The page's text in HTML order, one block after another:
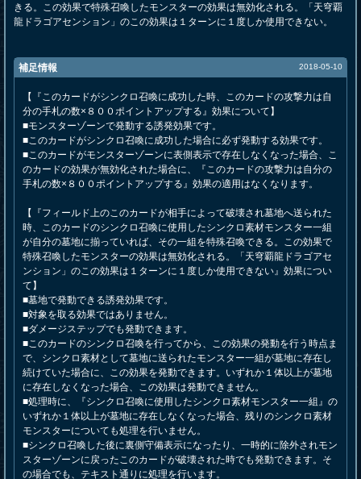
きる。この効果で特殊召喚したモンスターの効果は無効化される。「天穹覇
龍ドラゴアセンション」のこの効果は１ターンに１度しか使用できない。
補足情報 2018-05-10
【『このカードがシンクロ召喚に成功した時、このカードの攻撃力は自
分の手札の数×８００ポイントアップする』効果について】
■モンスターゾーンで発動する誘発効果です。
■このカードがシンクロ召喚に成功した場合に必ず発動する効果です。
■このカードがモンスターゾーンに表側表示で存在しなくなった場合、こ
のカードの効果が無効化された場合に、『このカードの攻撃力は自分の
手札の数×８００ポイントアップする』効果の適用はなくなります。
【『フィールド上のこのカードが相手によって破壊され墓地へ送られた
時、このカードのシンクロ召喚に使用したシンクロ素材モンスター一組
が自分の墓地に揃っていれば、その一組を特殊召喚できる。この効果で
特殊召喚したモンスターの効果は無効化される。「天穹覇龍ドラゴアセ
ンション」のこの効果は１ターンに１度しか使用できない』効果につい
て】
■墓地で発動できる誘発効果です。
■対象を取る効果ではありません。
■ダメージステップでも発動できます。
■このカードのシンクロ召喚を行ってから、この効果の発動を行う時点ま
で、シンクロ素材として墓地に送られたモンスター一組が墓地に存在し
続けていた場合に、この効果を発動できます。いずれか１体以上が墓地
に存在しなくなった場合、この効果は発動できません。
■処理時に、『シンクロ召喚に使用したシンクロ素材モンスター一組』の
いずれか１体以上が墓地に存在しなくなった場合、残りのシンクロ素材
モンスターについても処理を行いません。
■シンクロ召喚した後に裏側守備表示になったり、一時的に除外されモン
スターゾーンに戻ったこのカードが破壊された時でも発動できます。そ
の場合でも、テキスト通りに処理を行います。